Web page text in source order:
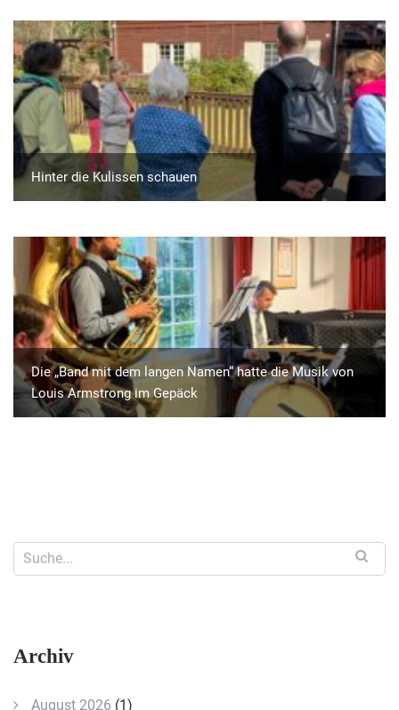
Hinter die Kulissen schauen
Die „Band mit dem langen Namen“ hatte die Musik von
Louis Armstrong im Gepäck
Archiv
August 2026 (1)